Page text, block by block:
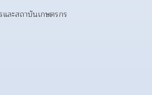
ละสถาบันเกษตรกร